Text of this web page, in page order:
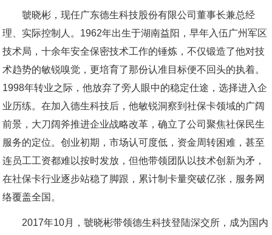
虢晓彬，现任广东德生科技股份有限公司董事长兼总经
理、实际控制人。1962年出生于湖南益阳，早年入伍广州军区
技术局，十余年安全保密技术工作的锤炼，不仅锻造了他对技
术趋势的敏锐嗅觉，更培育了那份认准目标便不回头的执着。
1998年转业之际，他放弃了旁人眼中的稳定仕途，选择进入企
业历练。在加入德生科技后，他敏锐洞察到社保卡领域的广阔
前景，大刀阔斧推进企业战略改革，确立了公司聚焦社保民生
服务的定位。创业初期，市场认可度低，资金周转困难，甚至
连员工工资都难以按时发放，但他带领团队以技术创新为矛，
在社保卡行业逐步站稳了脚跟，累计制卡量突破亿张，服务网
络覆盖全国。
2017年10月，虢晓彬带领德生科技登陆深交所，成为国内